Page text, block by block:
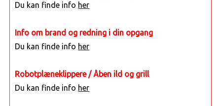
Du kan finde info her
Info om brand og redning i din opgang
Du kan finde info her
Robotplæneklippere / Åben ild og grill
Du kan finde info her